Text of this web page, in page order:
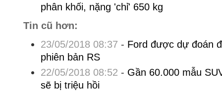
phân khối, nặng 'chỉ' 650 kg
Tin cũ hơn:
23/05/2018 08:37 - Ford được dự đoán
phiên bản RS
22/05/2018 08:52 - Gần 60.000 mẫu
sẽ bị triệu hồi